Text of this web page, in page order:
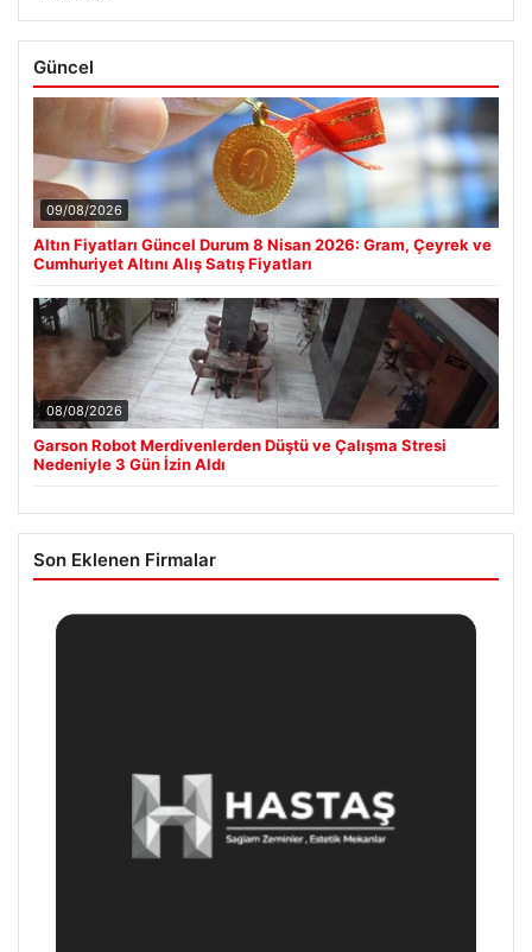
Güncel
09/08/2026
Altın Fiyatları Güncel Durum 8 Nisan 2026: Gram, Çeyrek ve
Cumhuriyet Altını Alış Satış Fiyatları
08/08/2026
Garson Robot Merdivenlerden Düştü ve Çalışma Stresi
Nedeniyle 3 Gün İzin Aldı
Son Eklenen Firmalar